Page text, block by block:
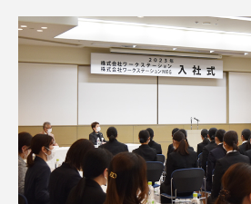
タグリスト
インタビュー おもてなし
採用試験